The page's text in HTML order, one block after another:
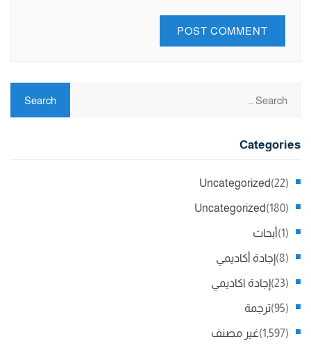
Categories
Uncategorized (22)
Uncategorized (180)
أبحاث (1)
إجادة أكاديمي (8)
إجادة اكاديمي (23)
ترجمة (95)
غير مصنف (1,597)